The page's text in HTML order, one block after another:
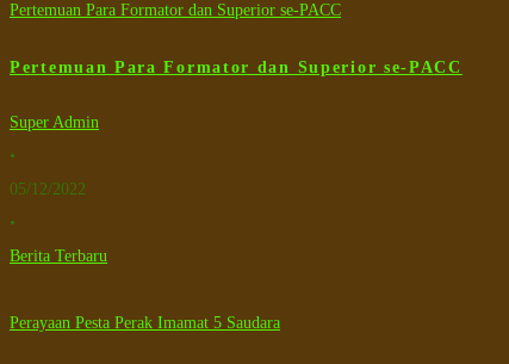
Pertemuan Para Formator dan Superior se-PACC
Pertemuan Para Formator dan Superior se-PACC
Super Admin
•
05/12/2022
•
Berita Terbaru
Perayaan Pesta Perak Imamat 5 Saudara